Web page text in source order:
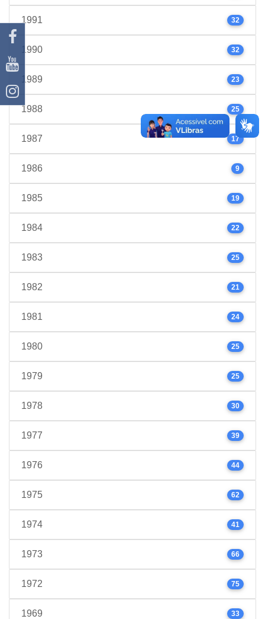
1991 32
1990 32
1989 23
1988 25
1987 17
1986 9
1985 19
1984 22
1983 25
1982 21
1981 24
1980 25
1979 25
1978 30
1977 39
1976 44
1975 62
1974 41
1973 66
1972 75
1969 33